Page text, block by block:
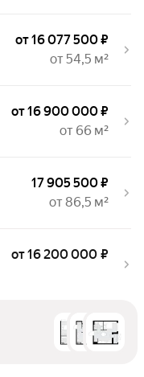
от 16 077 500 ₽
от 54,5 м²
от 16 900 000 ₽
от 66 м²
17 905 500 ₽
от 86,5 м²
от 16 200 000 ₽